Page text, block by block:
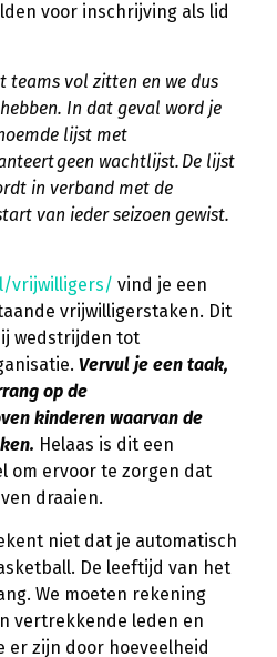
voor inschrijving als lid
teams vol zitten en we dus
In dat geval word je
lijst met
geen wachtlijst. De lijst
in verband met de
van ieder seizoen gewist.
vrijwilligers/ vind je een
vrijwilligerstaken. Dit
wedstrijden tot
Vervul je een taak,
op de
kinderen waarvan de
Helaas is dit een
om ervoor te zorgen dat
draaien.
niet dat je automatisch
De leeftijd van het
We moeten rekening
vertrekkende leden en
er zijn door hoeveelheid